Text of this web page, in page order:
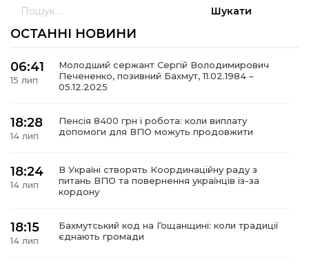
новини
політика
ОСТАННІ НОВИНИ
06:41
15 лип
Молодший сержант Сергій Володимирович
Печененко, позивний Бахмут, 11.02.1984 –
05.12.2025
18:28
14 лип
Пенсія 8400 грн і робота: коли виплату
допомоги для ВПО можуть продовжити
18:24
14 лип
В Україні створять Координаційну раду з
питань ВПО та повернення українців із-за
кордону
18:15
14 лип
Бахмутський код на Гощанщині: коли традиції
єднають громади